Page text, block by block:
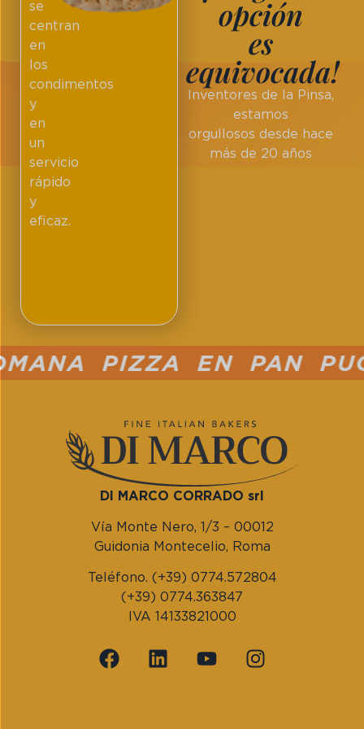
opción
es
equivocada!
Inventores de la Pinsa,
estamos
orgullosos desde hace
más de 20 años
se
centran
en
los
condimentos
y
en
un
servicio
rápido
y
eficaz.
PIZZA EN PAN
DI MARCO CORRADO srl
Vía Monte Nero, 1/3 – 00012
Guidonia Montecelio, Roma
Teléfono. (+39) 0774.572804
(+39) 0774.363847
IVA 14133821000